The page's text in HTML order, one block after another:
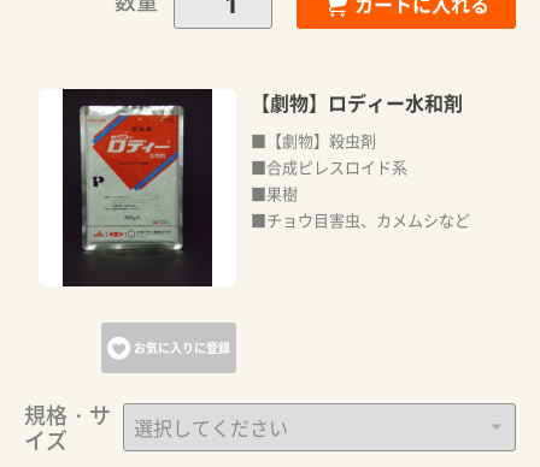
お気に入りに登録
【劇物】ロディー水和剤
■【劇物】殺虫剤
■合成ピレスロイド系
■果樹
■チョウ目害虫、カメムシなど
規格・サ
イズ